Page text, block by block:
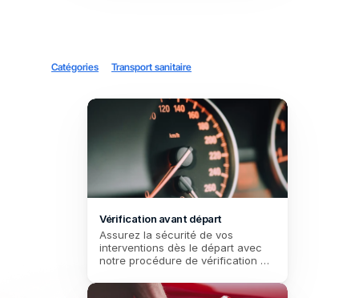
Catégories Transport sanitaire
Vérification avant départ
Assurez la sécurité de vos
interventions dès le départ avec
notre procédure de vérification
conçue pour les ambulanciers.